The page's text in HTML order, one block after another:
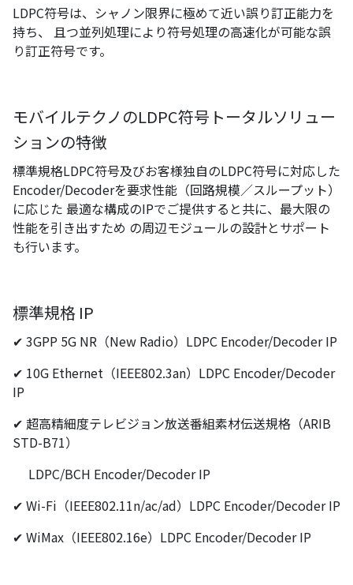
LDPC符号は、シャノン限界に極めて近い誤り訂正能力を
持ち、 且つ並列処理により符号処理の高速化が可能な誤
り訂正符号です。
モバイルテクノのLDPC符号トータルソリュー
ションの特徴
標準規格LDPC符号及びお客様独自のLDPC符号に対応した
Encoder/Decoderを要求性能（回路規模／スループット）
に応じた 最適な構成のIPでご提供すると共に、最大限の
性能を引き出すため の周辺モジュールの設計とサポート
も行います。
標準規格 IP
✔ 3GPP 5G NR（New Radio）LDPC Encoder/Decoder IP
✔ 10G Ethernet（IEEE802.3an）LDPC Encoder/Decoder
IP
✔ 超高精細度テレビジョン放送番組素材伝送規格（ARIB
STD-B71）
LDPC/BCH Encoder/Decoder IP
✔ Wi-Fi（IEEE802.11n/ac/ad）LDPC Encoder/Decoder IP
✔ WiMax（IEEE802.16e）LDPC Encoder/Decoder IP